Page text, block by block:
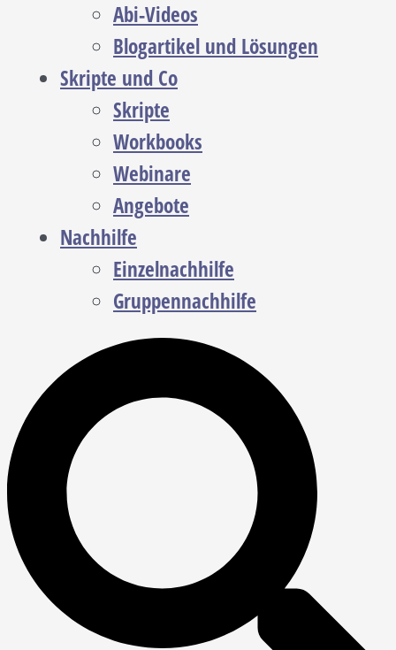
Abi-Videos
Blogartikel und Lösungen
Skripte und Co
Skripte
Workbooks
Webinare
Angebote
Nachhilfe
Einzelnachhilfe
Gruppennachhilfe